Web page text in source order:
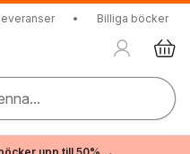
• Billiga böcker